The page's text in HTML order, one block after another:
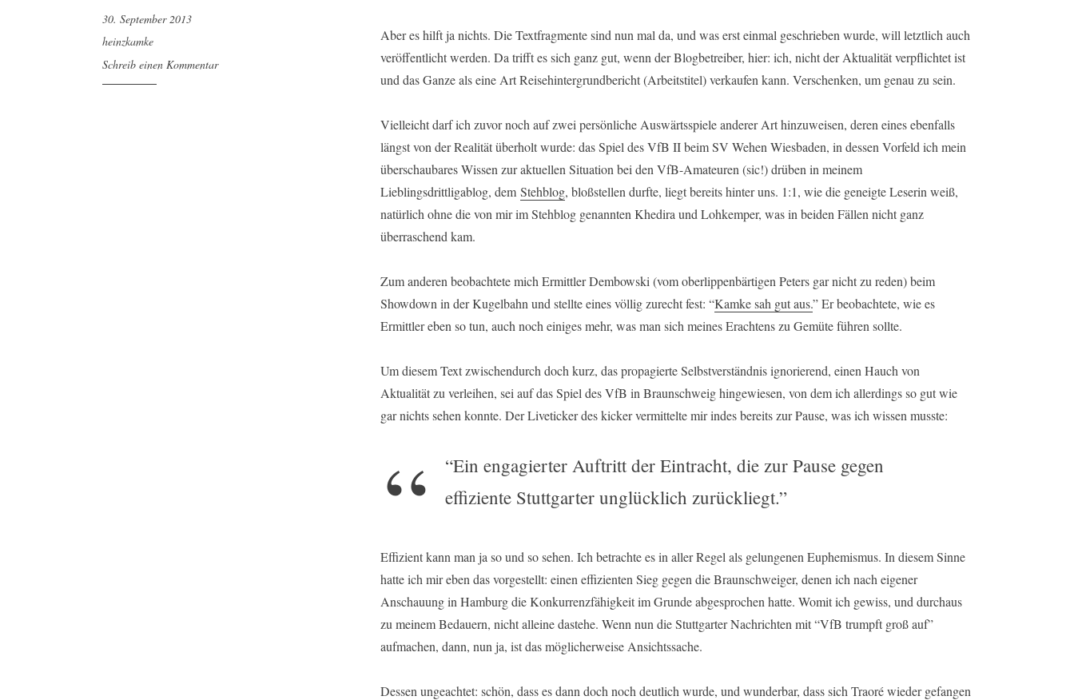
30. September 2013
heinzkamke
Schreib einen Kommentar
Aber es hilft ja nichts. Die Textfragmente sind nun mal da, und was erst einmal geschrieben wurde, will letztlich auch
veröffentlicht werden. Da trifft es sich ganz gut, wenn der Blogbetreiber, hier: ich, nicht der Aktualität verpflichtet ist
und das Ganze als eine Art Reisehintergrundbericht (Arbeitstitel) verkaufen kann. Verschenken, um genau zu sein.
Vielleicht darf ich zuvor noch auf zwei persönliche Auswärtsspiele anderer Art hinzuweisen, deren eines ebenfalls
längst von der Realität überholt wurde: das Spiel des VfB II beim SV Wehen Wiesbaden, in dessen Vorfeld ich mein
überschaubares Wissen zur aktuellen Situation bei den VfB-Amateuren (sic!) drüben in meinem
Lieblingsdrittligablog, demStehblog, bloßstellen durfte, liegt bereits hinter uns. 1:1, wie die geneigte Leserin weiß,
natürlich ohne die von mir im Stehblog genannten Khedira und Lohkemper, was in beiden Fällen nicht ganz
überraschend kam.
Zum anderen beobachtete mich Ermittler Dembowski (vom oberlippenbärtigen Peters gar nicht zu reden) beim
Showdown in der Kugelbahn und stellte eines völlig zurecht fest: “Kamke sah gut aus.” Er beobachtete, wie es
Ermittler eben so tun, auch noch einiges mehr, was man sich meines Erachtens zu Gemüte führen sollte.
Um diesem Text zwischendurch doch kurz, das propagierte Selbstverständnis ignorierend, einen Hauch von
Aktualität zu verleihen, sei auf das Spiel des VfB in Braunschweig hingewiesen, von dem ich allerdings so gut wie
gar nichts sehen konnte. Der Liveticker des kicker vermittelte mir indes bereits zur Pause, was ich wissen musste:
“Ein engagierter Auftritt der Eintracht, die zur Pause gegen
effiziente Stuttgarter unglücklich zurückliegt.”
Effizient kann man ja so und so sehen. Ich betrachte es in aller Regel als gelungenen Euphemismus. In diesem Sinne
hatte ich mir eben das vorgestellt: einen effizienten Sieg gegen die Braunschweiger, denen ich nach eigener
Anschauung in Hamburg die Konkurrenzfähigkeit im Grunde abgesprochen hatte. Womit ich gewiss, und durchaus
zu meinem Bedauern, nicht alleine dastehe. Wenn nun die Stuttgarter Nachrichten mit “VfB trumpft groß auf”
aufmachen, dann, nun ja, ist das möglicherweise Ansichtssache.
Dessen ungeachtet: schön, dass es dann doch noch deutlich wurde, und wunderbar, dass sich Traoré wieder gefangen